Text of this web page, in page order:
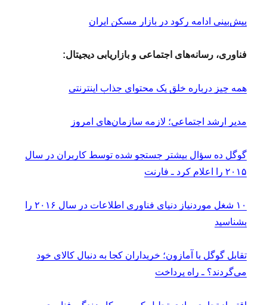
پیش‌بینی ادامه رکود در بازار مسکن ایران
فناوری، رسانه‌های اجتماعی و بازاریابی دیجیتال:
همه چیز درباره خلق یک محتوای جذاب اینترنتی
مدیر ارشد اجتماعی؛ لازمه سازمان‌های امروز
گوگل ده سؤال بیشتر جستجو شده توسط کاربران در سال
۲۰۱۵ را اعلام کرد ـ فارنت
۱۰ شغل موردنیاز دنیای فناوری اطلاعات در سال ۲۰۱۶ را
بشناسید
تقابل گوگل با آمازون؛ خریداران کجا به دنبال کالای خود
می‌گردند؟ ـ راه پرداخت